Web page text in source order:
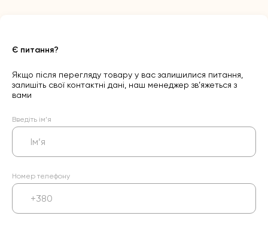
Є питання?
Якщо після перегляду товару у вас залишилися питання,
залишіть свої контактні дані, наш менеджер зв’яжеться з
вами
Введіть ім’я
Номер телефону